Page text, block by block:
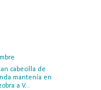
cabecilla de
mantenía en
a V...